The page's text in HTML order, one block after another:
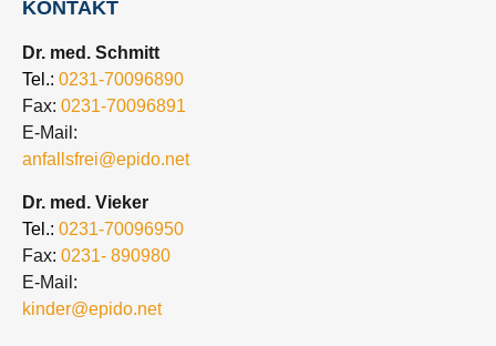
KONTAKT
Dr. med. Schmitt
Tel.: 0231-70096890
Fax: 0231-70096891
E-Mail:
anfallsfrei@epido.net
Dr. med. Vieker
Tel.: 0231-70096950
Fax: 0231- 890980
E-Mail:
kinder@epido.net